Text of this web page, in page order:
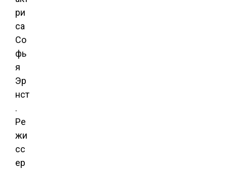
ри
са
Со
фь
я
Эр
нст
.
Ре
жи
сс
ер